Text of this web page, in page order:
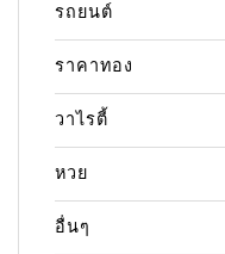
รถยนต์
ราคาทอง
วาไรตี้
หวย
อื่นๆ